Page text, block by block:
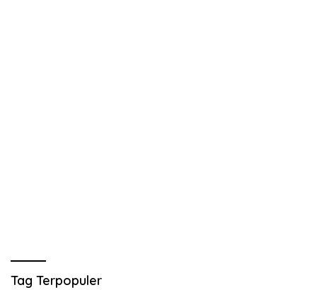
Tag Terpopuler